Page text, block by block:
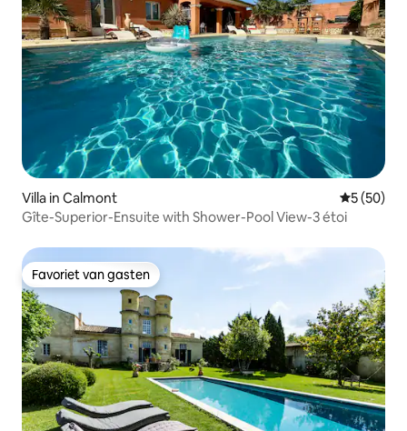
Villa in Calmont
5 (50)
Gîte-Superior-Ensuite with Shower-Pool View-3 étoi
Favoriet van gasten
Favoriet van gasten